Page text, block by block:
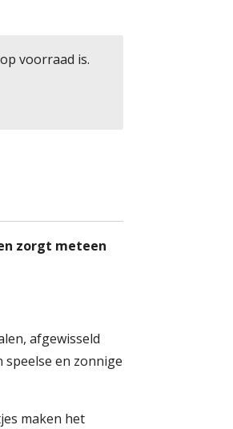
voorraad is.
zorgt meteen
afgewisseld
en zonnige
maken het